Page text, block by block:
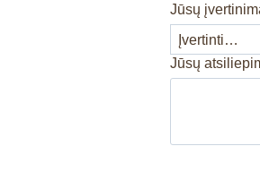
Jūsų
Jūsų